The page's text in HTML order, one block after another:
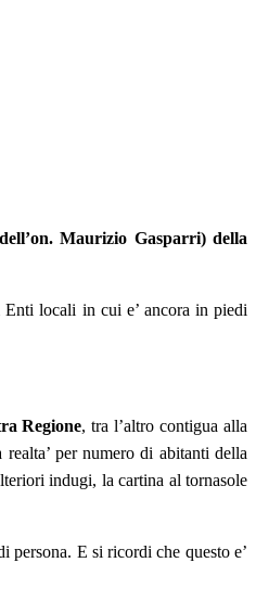
Maurizio Gasparri) della
locali in cui e’ ancora in piedi
Regione, tra l’altro contigua alla
per numero di abitanti della
indugi, la cartina al tornasole
persona. E si ricordi che questo e’